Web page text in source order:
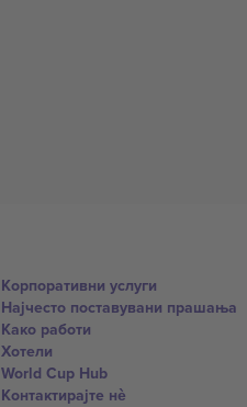
Корпоративни услуги
Најчесто поставувани прашања
Како работи
Хотели
World Cup Hub
Контактирајте нѐ